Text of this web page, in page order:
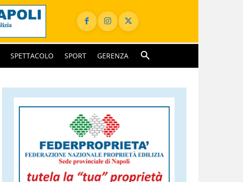
SPETTACOLO SPORT GERENZA